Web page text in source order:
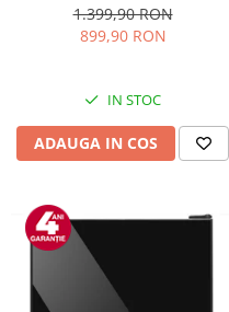
Termostat reglabil, Iluminare
LED, Picioare ajustabile, Usi
1.399,90 RON
899,90 RON
IN STOC
ADAUGA IN COS